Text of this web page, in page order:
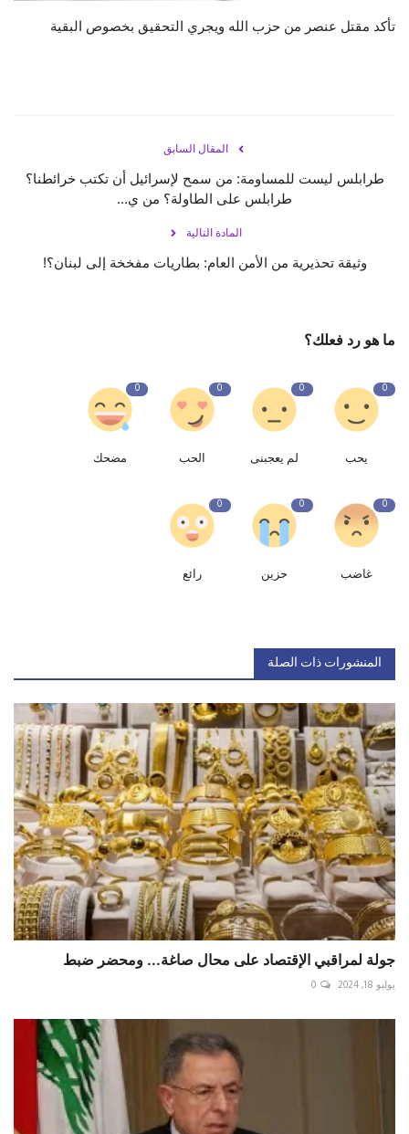
تأكد مقتل عنصر من حزب الله ويجري التحقيق بخصوص البقية
المقال السابق
طرابلس ليست للمساومة: من سمح لإسرائيل أن تكتب خرائطنا؟
طرابلس على الطاولة؟ من ي...
المادة التالية
وثيقة تحذيرية من الأمن العام: بطاريات مفخخة إلى لبنان؟!
ما هو رد فعلك؟
0
يحب
0
لم يعجبنى
0
الحب
0
مضحك
0
غاضب
0
حزين
0
رائع
المنشورات ذات الصلة
جولة لمراقبي الإقتصاد على محال صاغة... ومحضر ضبط
يوليو 18, 2024 0